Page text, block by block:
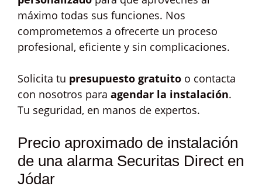
máximo todas sus funciones. Nos
comprometemos a ofrecerte un proceso
profesional, eficiente y sin complicaciones.
Solicita tu presupuesto gratuito o contacta
con nosotros para agendar la instalación.
Tu seguridad, en manos de expertos.
Precio aproximado de instalación
de una alarma Securitas Direct en
Jódar